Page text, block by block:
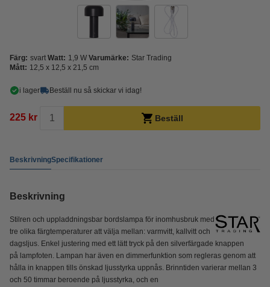
Färg: svart Watt: 1,9 W Varumärke: Star Trading
Mått: 12,5 x 12,5 x 21,5 cm
i lager Beställ nu så skickar vi idag!
225 kr Beställ
BeskrivningSpecifikationer
Beskrivning
Stilren och uppladdningsbar bordslampa för inomhusbruk med
tre olika färgtemperaturer att välja mellan: varmvitt, kallvitt och
dagsljus. Enkel justering med ett lätt tryck på den silverfärgade knappen
på lampfoten. Lampan har även en dimmerfunktion som regleras genom att
hålla in knappen tills önskad ljusstyrka uppnås. Brinntiden varierar mellan 3
och 50 timmar beroende på ljusstyrka, och en